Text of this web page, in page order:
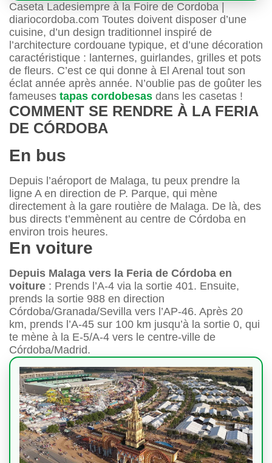
Caseta Ladesiempre à la Foire de Cordoba |
diariocordoba.com Toutes doivent disposer d’une
cuisine, d’un design traditionnel inspiré de
l’architecture cordouane typique, et d’une décoration
caractéristique : lanternes, guirlandes, grilles et pots
de fleurs. C’est ce qui donne à El Arenal tout son
éclat année après année. N’oublie pas de goûter les
fameuses tapas cordobesas dans les casetas !
COMMENT SE RENDRE À LA FERIA
DE CÓRDOBA
En bus
Depuis l’aéroport de Malaga, tu peux prendre la
ligne A en direction de P. Parque, qui mène
directement à la gare routière de Malaga. De là, des
bus directs t’emmènent au centre de Córdoba en
environ trois heures.
En voiture
Depuis Malaga vers la Feria de Córdoba en
voiture : Prends l’A-4 via la sortie 401. Ensuite,
prends la sortie 988 en direction
Córdoba/Granada/Sevilla vers l’AP-46. Après 20
km, prends l’A-45 sur 100 km jusqu’à la sortie 0, qui
te mène à la E-5/A-4 vers le centre-ville de
Córdoba/Madrid.